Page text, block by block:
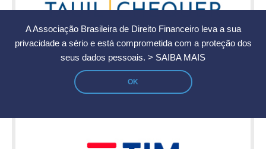
A Associação Brasileira de Direito Financeiro leva a sua
privacidade a sério e está comprometida com a proteção dos
seus dados pessoais. > SAIBA MAIS
OK